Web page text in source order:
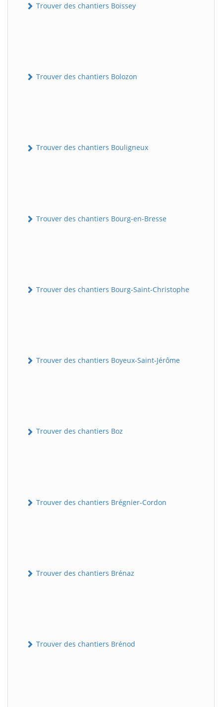
Trouver des chantiers Boissey
Trouver des chantiers Bolozon
Trouver des chantiers Bouligneux
Trouver des chantiers Bourg-en-Bresse
Trouver des chantiers Bourg-Saint-Christophe
Trouver des chantiers Boyeux-Saint-Jérôme
Trouver des chantiers Boz
Trouver des chantiers Brégnier-Cordon
Trouver des chantiers Brénaz
Trouver des chantiers Brénod